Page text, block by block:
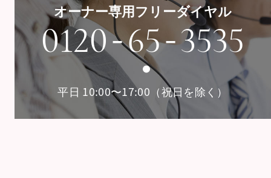
オーナー専用フリーダイヤル
0120-65-3535
平日 10:00〜17:00（祝日を除く）